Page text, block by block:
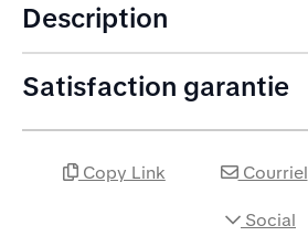
Description
Satisfaction garantie
Copy Link Courriel
Social